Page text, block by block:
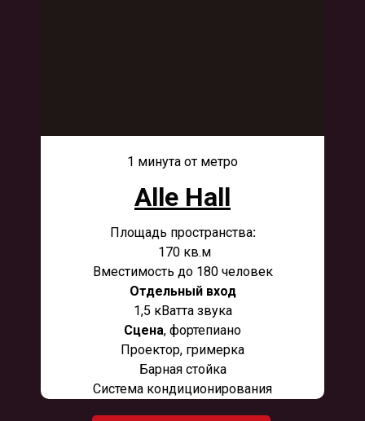
1 минута от метро
Alle Hall
Площадь пространства:
170 кв.м
Вместимость до 180 человек
Отдельный вход
1,5 кВатта звука
Сцена, фортепиано
Проектор, гримерка
Барная стойка
Система кондиционирования